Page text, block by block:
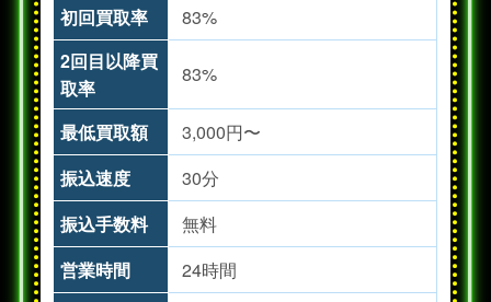
初回買取率
83%
2回目以降買
取率
83%
最低買取額
3,000円〜
振込速度
30分
振込手数料
無料
営業時間
24時間